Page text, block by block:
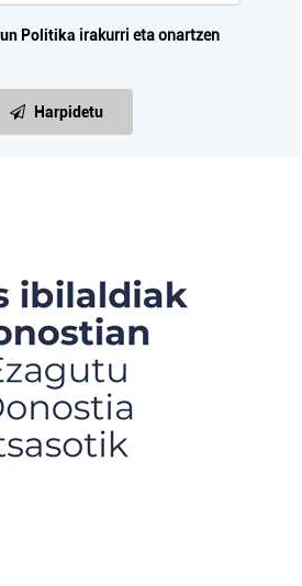
Politika irakurri eta onartzen
Harpidetu